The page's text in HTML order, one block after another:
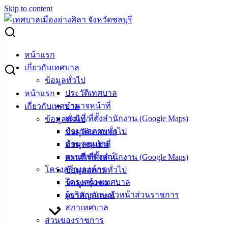
Skip to content
หน้าแรก
เกี่ยวกับเทศบาล
ข้อมูลทั่วไป
ประวัติเทศบาล
อำนาจหน้าที่
แผนที่/ที่ตั้งสำนักงาน (Google Maps)
ข้อมูลสภาพทั่วไป
ข้อมูลชุมชน
ตราสัญลักษณ์
โครงสร้างองค์กร
โครงสร้างเทศบาล
ผู้บริหารและหัวหน้าส่วนราชการ
สภาเทศบาล
ส่วนของราชการ
หน้าแรก
เกี่ยวกับเทศบาล
ข้อมูลทั่วไป
ประวัติเทศบาล
อำนาจหน้าที่
แผนที่/ที่ตั้งสำนักงาน (Google Maps)
ข้อมูลสภาพทั่วไป
ข้อมูลชุมชน
ตราสัญลักษณ์
Search for:
แนะนำเส้นทางเลี่ยงการปิดถนนวางท่อระบายน้ำ ถนนมิตร
สัมพันธ์
แนะนำเส้นทางเลี่ยงการปิดถนนวางท่อ
ระบายน้ำ ถนนมิตรสัมพันธ์
มีนาคม 31, 2023 มีนาคม 31, 2023
ข่าวสารน่ารู้
ด้วยสำนักงานโยธาธิการและผังเมืองจังหวัดชลบุรี ได้ดำเนิน
โครงการป้องกันและแก้ไขปัญหาน้ำท่วม และเพิ่มประสิทธิภาพ
การระบายน้ำให้กับพื้นที่ในเขตเทศบาลเมืองอ่างศิลา โดย
ทำการขุดวางท่อระบายน้ำ บนถนนมิตรสัมพันธ์